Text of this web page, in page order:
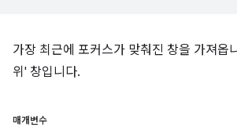
가장 최근에 포커스가 맞춰진 창을 가져옵
위' 창입니다.
매개변수